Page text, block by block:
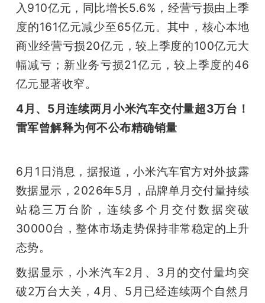
入910亿元，同比增长5.6%，经营亏损由上季
度的161亿元减少至65亿元。其中，核心本地
商业经营亏损20亿元，较上季度的100亿元大
幅减亏；新业务亏损21亿元，较上季度的46
亿元显著收窄。
4月、5月连续两月小米汽车交付量超3万台！
雷军曾解释为何不公布精确销量
6月1日消息，据报道，小米汽车官方对外披露
数据显示，2026年5月，品牌单月交付量持续
站稳三万台阶，连续多个月交付数据突破
30000台，整体市场走势保持非常稳定的上升
态势。
数据显示，小米汽车2月、3月的交付量均突
破2万台大关，4月、5月已经连续两个自然月